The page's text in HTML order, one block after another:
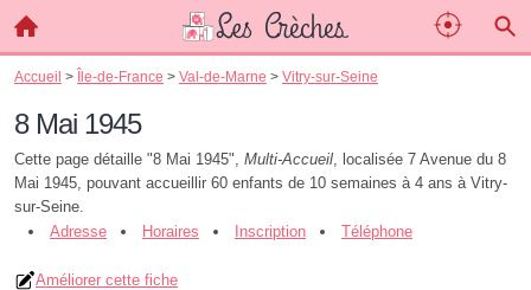
Accueil > Île-de-France > Val-de-Marne > Vitry-sur-Seine
8 Mai 1945
Cette page détaille "8 Mai 1945", Multi-Accueil, localisée 7 Avenue du 8
Mai 1945, pouvant accueillir 60 enfants de 10 semaines à 4 ans à Vitry-
sur-Seine.
Adresse
Horaires Inscription Téléphone
Améliorer cette fiche